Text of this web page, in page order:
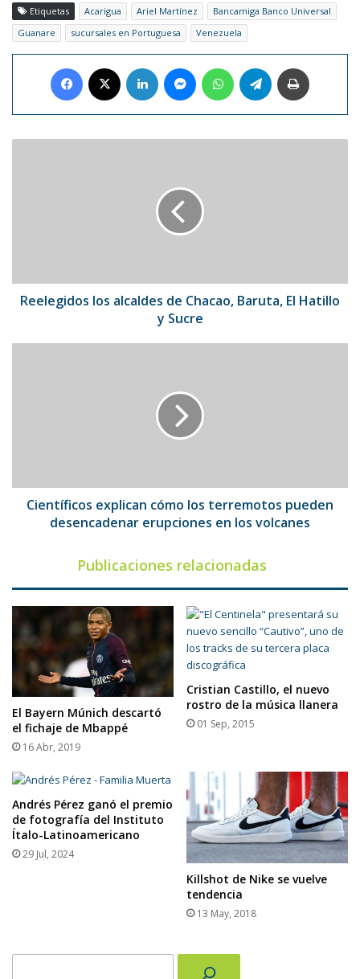
Etiquetas Acarigua Ariel Martínez
Bancamiga Banco Universal
Guanare
sucursales en Portuguesa Venezuela
Facebook LinkedIn MessengerWhatsAppTelegram
y
Sucre
Reelegidos los alcaldes de Chacao, Baruta, El Hatillo
y Sucre
en
volcanes
Científicos explican cómo los terremotos pueden
desencadenar erupciones en los volcanes
Publicaciones relacionadas
El Bayern Múnich descartó
el fichaje de Mbappé
16 Abr, 2019
Cristian Castillo, el nuevo
rostro de la música llanera
01 Sep, 2015
Andrés Pérez ganó el premio
de fotografía del Instituto
Ítalo-Latinoamericano
29 Jul, 2024
Killshot de Nike se vuelve
tendencia
13 May, 2018